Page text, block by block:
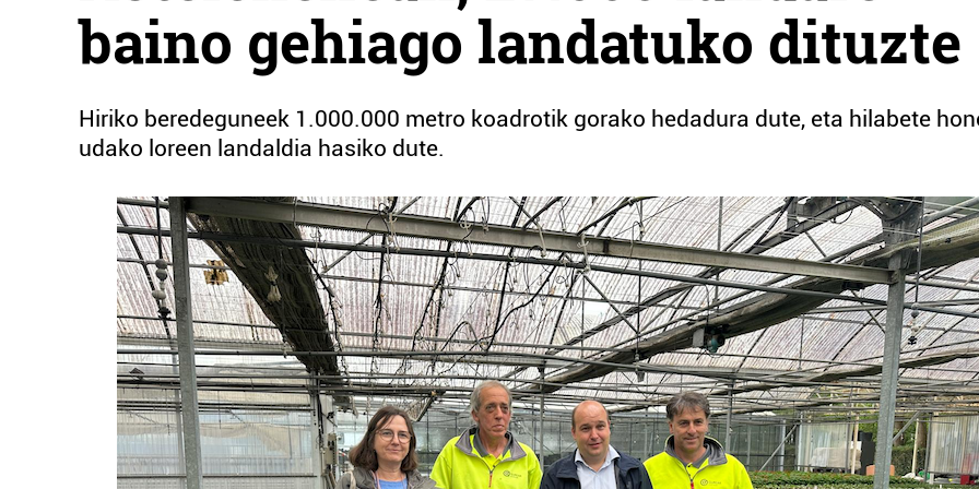
baino gehiago landatuko dituzte
Hiriko beredeguneek 1.000.000 metro koadrotik gorako hedadura dute, eta hilabete
udako loreen landaldia hasiko dute.